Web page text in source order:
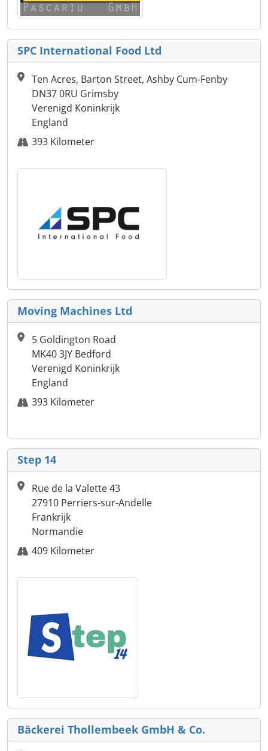
SPC International Food Ltd
Ten Acres, Barton Street, Ashby Cum-Fenby
DN37 0RU Grimsby
Verenigd Koninkrijk
England
393 Kilometer
Moving Machines Ltd
5 Goldington Road
MK40 3JY Bedford
Verenigd Koninkrijk
England
393 Kilometer
Step 14
Rue de la Valette 43
27910 Perriers-sur-Andelle
Frankrijk
Normandie
409 Kilometer
Bäckerei Thollembeek GmbH & Co.